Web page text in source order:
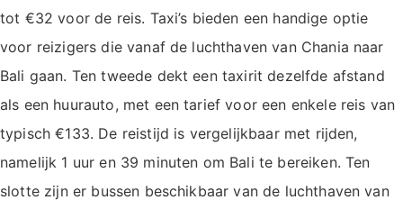
tot €32 voor de reis. Taxi’s bieden een handige optie
voor reizigers die vanaf de luchthaven van Chania naar
Bali gaan. Ten tweede dekt een taxirit dezelfde afstand
als een huurauto, met een tarief voor een enkele reis van
typisch €133. De reistijd is vergelijkbaar met rijden,
namelijk 1 uur en 39 minuten om Bali te bereiken. Ten
slotte zijn er bussen beschikbaar van de luchthaven van